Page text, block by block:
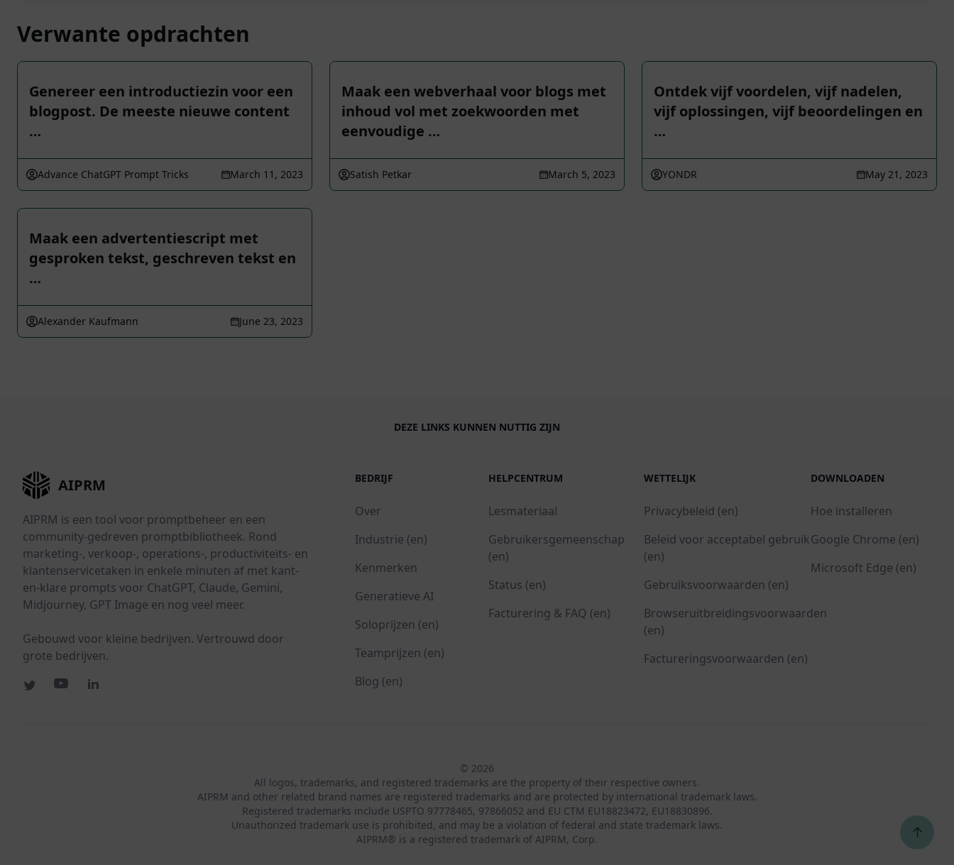
Verwante opdrachten
Genereer een introductiezin voor een
blogpost. De meeste nieuwe content
…
Advance ChatGPT Prompt Tricks March 11, 2023
Maak een webverhaal voor blogs met
inhoud vol met zoekwoorden met
eenvoudige …
Satish Petkar March 5, 2023
Ontdek vijf voordelen, vijf nadelen,
vijf oplossingen, vijf beoordelingen en
…
YONDR May 21, 2023
Maak een advertentiescript met
gesproken tekst, geschreven tekst en
…
Alexander Kaufmann June 23, 2023
DEZE LINKS KUNNEN NUTTIG ZIJN
AIPRM
AIPRM is een tool voor promptbeheer en een
community-gedreven promptbibliotheek. Rond
marketing-, verkoop-, operations-, productiviteits- en
klantenservicetaken in enkele minuten af met kant-
en-klare prompts voor ChatGPT, Claude, Gemini,
Midjourney, GPT Image en nog veel meer.
Gebouwd voor kleine bedrijven. Vertrouwd door
grote bedrijven.
BEDRIJF
Over
Industrie (en)
Kenmerken
Generatieve AI
Soloprijzen (en)
Teamprijzen (en)
Blog (en)
HELPCENTRUM
Lesmateriaal
Gebruikersgemeenschap
(en)
Status (en)
Facturering & FAQ (en)
WETTELIJK
Privacybeleid (en)
Beleid voor acceptabel gebruik
(en)
Gebruiksvoorwaarden (en)
Browseruitbreidingsvoorwaarden
(en)
Factureringsvoorwaarden (en)
DOWNLOADEN
Hoe installeren
Google Chrome (en)
Microsoft Edge (en)
© 2026
All logos, trademarks, and registered trademarks are the property of their respective owners.
AIPRM and other related brand names are registered trademarks and are protected by international trademark laws.
Registered trademarks include USPTO 97778465, 97866052 and EU CTM EU18823472, EU18830896.
Unauthorized trademark use is prohibited, and may be a violation of federal and state trademark laws.
AIPRM® is a registered trademark of AIPRM, Corp.
↑